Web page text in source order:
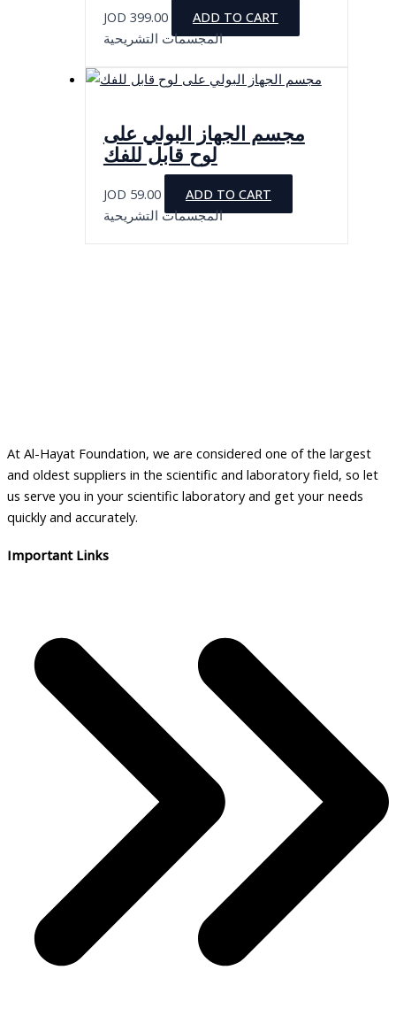
JOD 399.00
ADD TO CART
المجسمات التشريحية
مجسم الجهاز البولي على
لوح قابل للفك
JOD 59.00
ADD TO CART
المجسمات التشريحية
At Al-Hayat Foundation, we are considered one of the largest
and oldest suppliers in the scientific and laboratory field, so let
us serve you in your scientific laboratory and get your needs
quickly and accurately.
Important Links